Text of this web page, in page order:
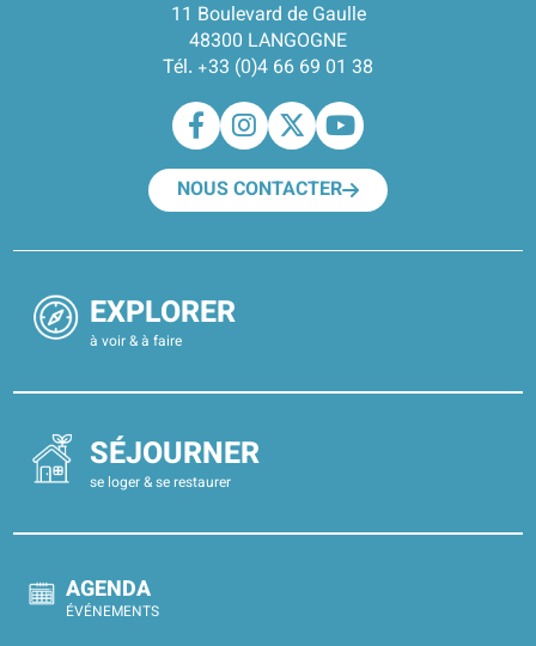
11 Boulevard de Gaulle
48300 LANGOGNE
Tél. +33 (0)4 66 69 01 38
NOUS CONTACTER
EXPLORER
à voir & à faire
SÉJOURNER
se loger & se restaurer
AGENDA
ÉVÉNEMENTS